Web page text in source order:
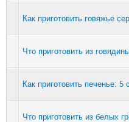
Как приготовить говяжье
Что приготовить из
Как приготовить печенье:
Что приготовить из белых